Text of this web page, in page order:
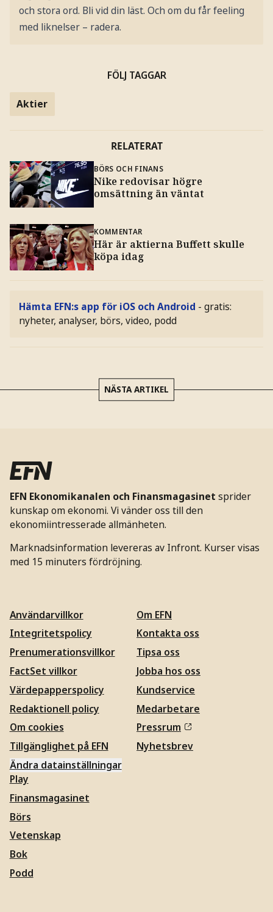
och stora ord. Bli vid din läst. Och om du får feeling
med liknelser – radera.
FÖLJ TAGGAR
Aktier
RELATERAT
BÖRS OCH FINANS
Nike redovisar högre
omsättning än väntat
KOMMENTAR
Här är aktierna Buffett skulle
köpa idag
Hämta EFN:s app för iOS och Android - gratis:
nyheter, analyser, börs, video, podd
NÄSTA ARTIKEL
EFN Ekonomikanalen och Finansmagasinet sprider
kunskap om ekonomi. Vi vänder oss till den
ekonomiintresserade allmänheten.
Marknadsinformation levereras av Infront. Kurser visas
med 15 minuters fördröjning.
Användarvillkor
Integritetspolicy
Prenumerationsvillkor
FactSet villkor
Värdepapperspolicy
Redaktionell policy
Om cookies
Tillgänglighet på EFN
Ändra datainställningar
Om EFN
Kontakta oss
Tipsa oss
Jobba hos oss
Kundservice
Medarbetare
Pressrum
Nyhetsbrev
Play
Finansmagasinet
Börs
Vetenskap
Bok
Podd